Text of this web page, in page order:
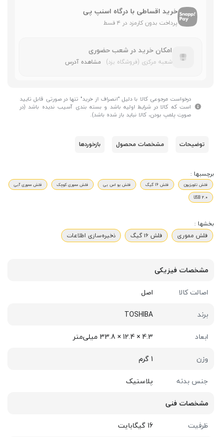
خرید اقساطی با درگاه اسنپ پی
پرداخت بدون کارمزد در ۴ قسط
امکان خرید در شعب حضوری
شعبه مرکزی (فروشگاه یزد) مشاهده آدرس
درخواست مرجوعی کالا با دلیل "انصراف از خرید" تنها در صورتی قابل تایید
است که کالا در شرایط اولیه باشد و بسته بندی آسیب ندیده باشد (در
صورت پلمپ بودن، کالا نباید باز شده باشد).
توضیحات مشخصات محصول بازخوردها
برچسبها :
فلش تلویزیون فلش 16 گیگ فلش یو اس بی فلش مموری کوچک
فلش مموری آبی
USB 2.0
بخشها :
فلش مموری
فلش 16 گیگ ذخیره‌سازی اطلاعات
مشخصات فیزیکی
اصالت کالا
اصل
برند
TOSHIBA
ابعاد
4.3 × 12.4 × 33.8 میلی‌متر
وزن
1 گرم
جنس بدنه
پلاستیک
مشخصات فنی
ظرفیت
16 گیگابایت